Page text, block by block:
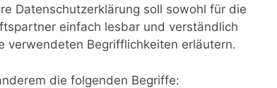
Datenschutzerklärung soll sowohl für die
einfach lesbar und verständlich
verwendeten Begrifflichkeiten erläutern.
die folgenden Begriffe: